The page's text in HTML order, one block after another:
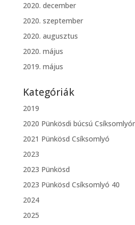
2020. december
2020. szeptember
2020. augusztus
2020. május
2019. május
Kategóriák
2019
2020 Pünkösdi búcsú
2021 Pünkösd Csíksomlyó
2023
2023 Pünkösd
2023 Pünkösd Csíksomlyó 40
2024
2025